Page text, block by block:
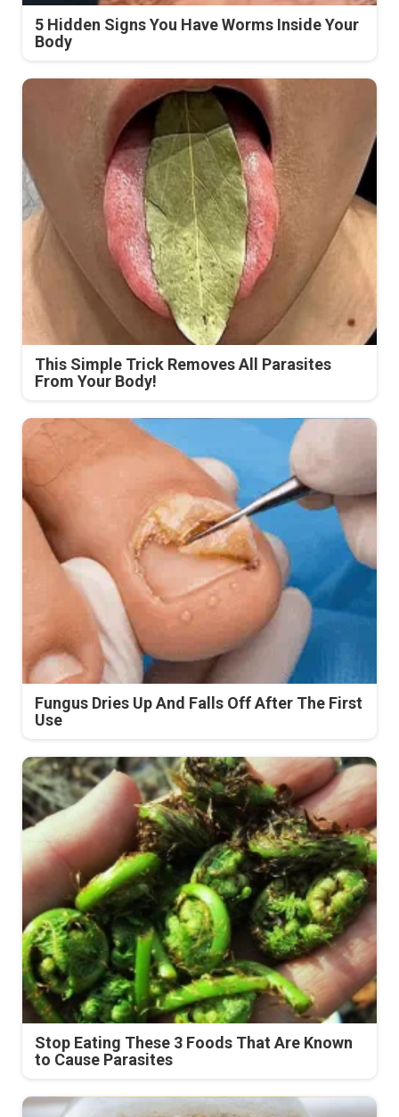
5 Hidden Signs You Have Worms Inside Your
Body
This Simple Trick Removes All Parasites
From Your Body!
Fungus Dries Up And Falls Off After The First
Use
Stop Eating These 3 Foods That Are Known
to Cause Parasites